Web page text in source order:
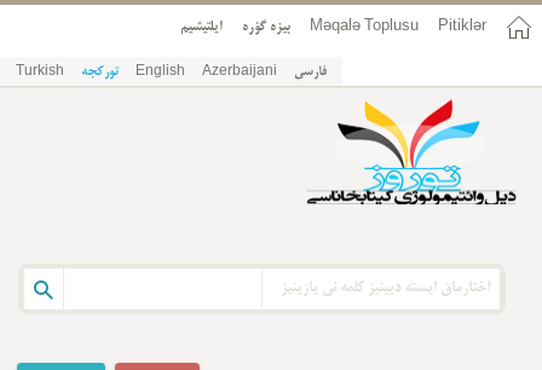
Pitiklər
Məqalə Toplusu بیزه گؤره ایلتیشیم
فارسی Azerbaijani
English تورکجه Turkish